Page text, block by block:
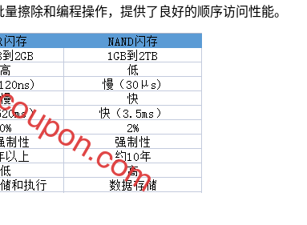
量擦除和编程操作，提供了良好的顺序访问性能。